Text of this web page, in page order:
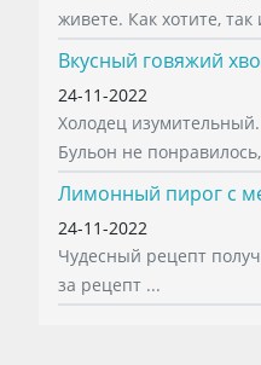
живете. Как хотите, так
Вкусный говяжий
24-11-2022
Холодец
Бульон не
Лимонный пирог с
24-11-2022
Чудесный рецепт
за рецепт ...